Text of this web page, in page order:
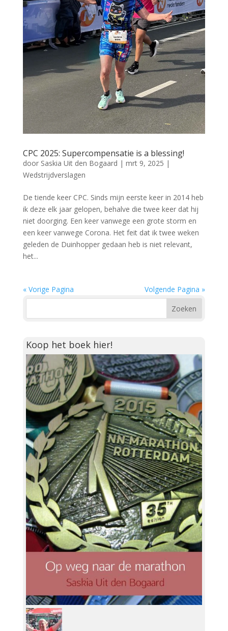
CPC 2025: Supercompensatie is a blessing!
door Saskia Uit den Bogaard | mrt 9, 2025 |
Wedstrijdverslagen
De tiende keer CPC. Sinds mijn eerste keer in 2014 heb
ik deze elk jaar gelopen, behalve die twee keer dat hij
niet doorging. Een keer vanwege een grote storm en
een keer vanwege Corona. Het feit dat ik twee weken
geleden de Duinhopper gedaan heb is niet relevant,
het...
« Vorige Pagina Volgende Pagina »
Koop het boek hier!